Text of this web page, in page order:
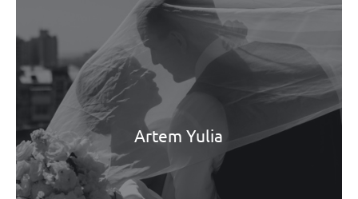
Artem Yulia